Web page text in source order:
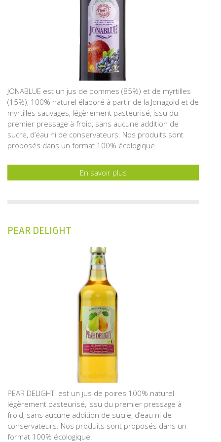
JONABLUE est un jus de pommes (85%) et de myrtilles
(15%), 100% naturel élaboré à partir de la Jonagold et de
myrtilles sauvages, légèrement pasteurisé, issu du
premier pressage à froid, sans aucune addition de
sucre, d’eau ni de conservateurs. Nos produits sont
proposés dans un format 100% écologique.
En savoir plus
PEAR DELIGHT
PEAR DELIGHT est un jus de poires 100% naturel
légèrement pasteurisé, issu du premier pressage à
froid, sans aucune addition de sucre, d’eau ni de
conservateurs. Nos produits sont proposés dans un
format 100% écologique.